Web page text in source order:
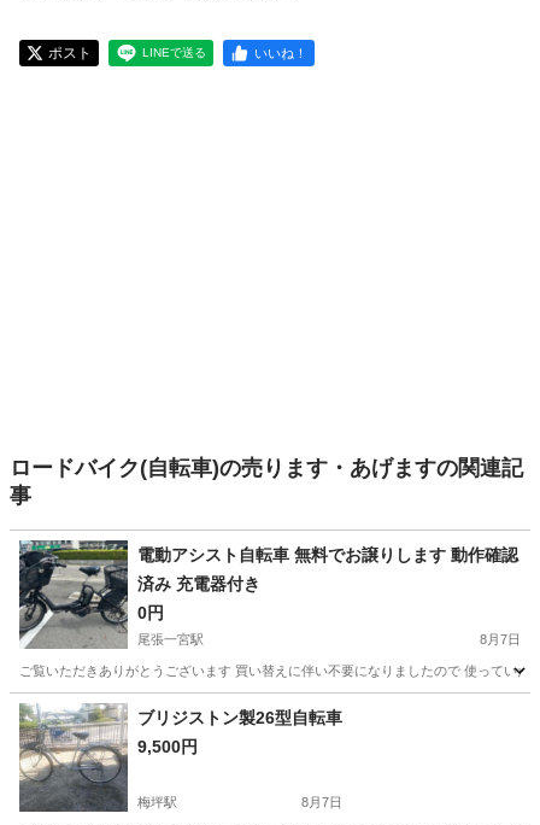
ポスト LINEで送る いいね！
ロードバイク(自転車)の売ります・あげますの関連記
事
電動アシスト自転車 無料でお譲りします 動作確認
済み 充電器付き
0円
尾張一宮駅 8月7日
ご覧いただきありがとうございます 買い替えに伴い不要になりましたので 使ってい
愛知 一宮市 尾張一宮駅 電動アシスト自転車
ブリジストン製26型自転車
9,500円
梅坪駅 8月7日